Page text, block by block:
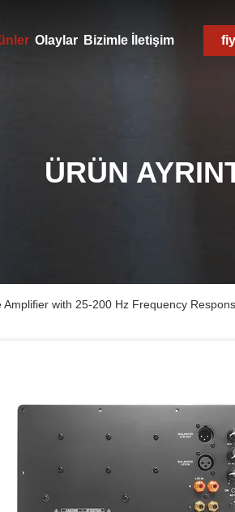
Olaylar Bizimle İletişim
ÜRÜN
with 25-200 Hz Frequency